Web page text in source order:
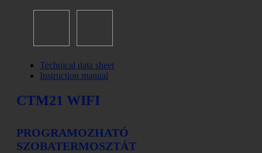
Technical data sheet
Instruction manual
CTM21 WIFI
PROGRAMOZHATÓ
SZOBATERMOSZTÁT